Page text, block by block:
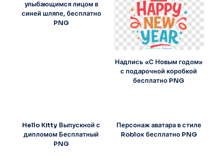
улыбающимся лицом в
синей шляпе, бесплатно
PNG
Надпись «С Новым годом»
с подарочной коробкой
бесплатно PNG
Hello Kitty Выпускной с
дипломом Бесплатный
PNG
Персонаж аватара в стиле
Roblox бесплатно PNG